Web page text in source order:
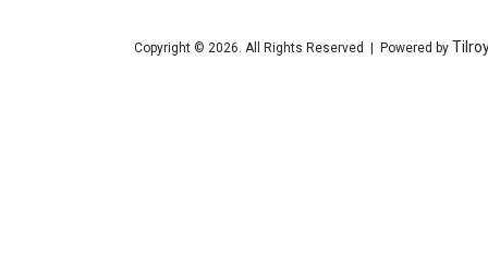
Copyright © 2026. All Rights Reserved | Powered by